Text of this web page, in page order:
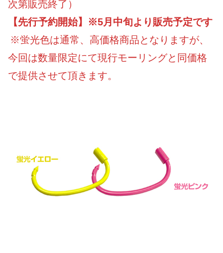
次第販売終了）
【先行予約開始】※5月中旬より販売予定です
※蛍光色は通常、高価格商品となりますが、
今回は数量限定にて現行モーリングと同価格
で提供させて頂きます。